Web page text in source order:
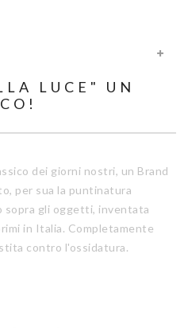
LUCE" UN
dei giorni nostri, un Brand
per sua la puntinatura
sopra gli oggetti, inventata
in Italia. Completamente
contro l'ossidatura.